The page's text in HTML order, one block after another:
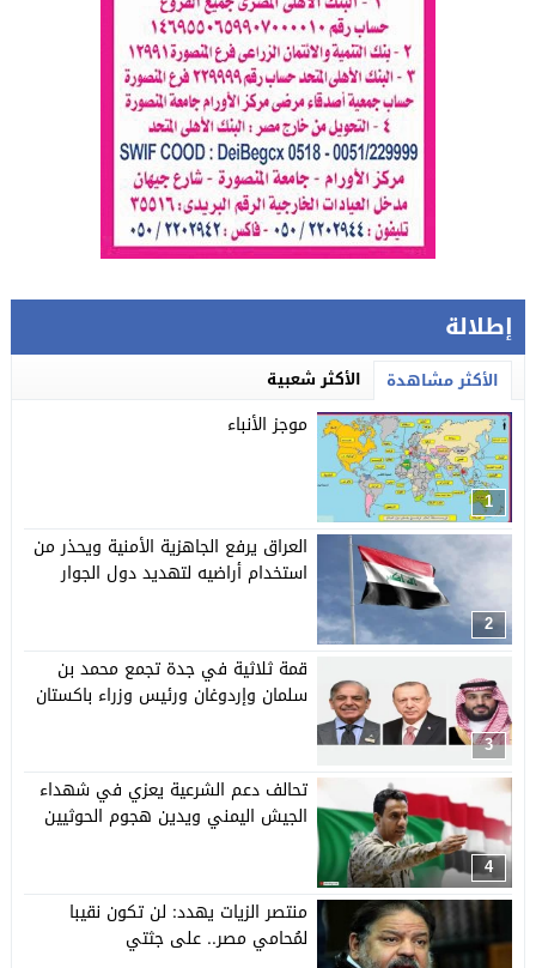
إطلالة
الأكثر مشاهدة الأكثر شعبية
1
موجز الأنباء
2
العراق يرفع الجاهزية الأمنية ويحذر من
استخدام أراضيه لتهديد دول الجوار
3
قمة ثلاثية في جدة تجمع محمد بن
سلمان وإردوغان ورئيس وزراء باكستان
4
تحالف دعم الشرعية يعزي في شهداء
الجيش اليمني ويدين هجوم الحوثيين
منتصر الزيات يهدد: لن تكون نقيبا
لمُحامي مصر.. على جثتي